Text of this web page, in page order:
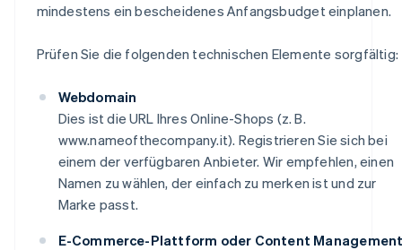
mindestens ein bescheidenes Anfangsbudget einplanen.
Prüfen Sie die folgenden technischen Elemente sorgfältig:
Webdomain
Dies ist die URL Ihres Online-Shops (z. B.
www.nameofthecompany.it). Registrieren Sie sich bei
einem der verfügbaren Anbieter. Wir empfehlen, einen
Namen zu wählen, der einfach zu merken ist und zur
Marke passt.
E-Commerce-Plattform oder Content